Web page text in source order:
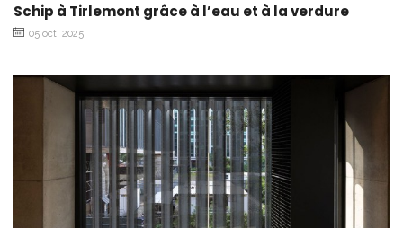
Schip à Tirlemont grâce à l’eau et à la verdure
05 oct. 2025